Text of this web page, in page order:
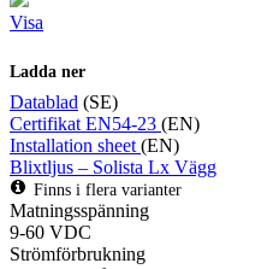
Visa
Ladda ner
Datablad (SE)
Certifikat EN54-23 (EN)
Installation sheet (EN)
Blixtljus – Solista Lx Vägg
Finns i flera varianter
Matningsspänning
9-60 VDC
Strömförbrukning